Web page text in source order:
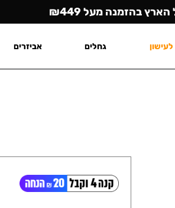
בהזמנה מעל ₪449
גחלים אביזרים